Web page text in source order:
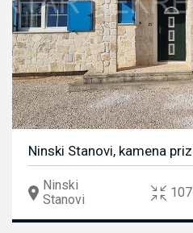
Ninski Stanovi, kamena
Ninski
Stanovi